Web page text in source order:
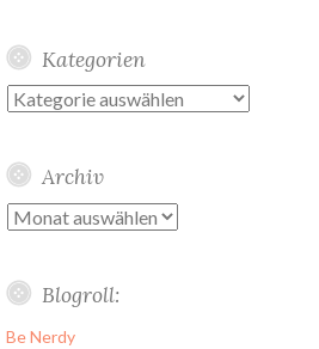
Kategorien
Kategorien
Archiv
Archiv
Blogroll:
Be Nerdy